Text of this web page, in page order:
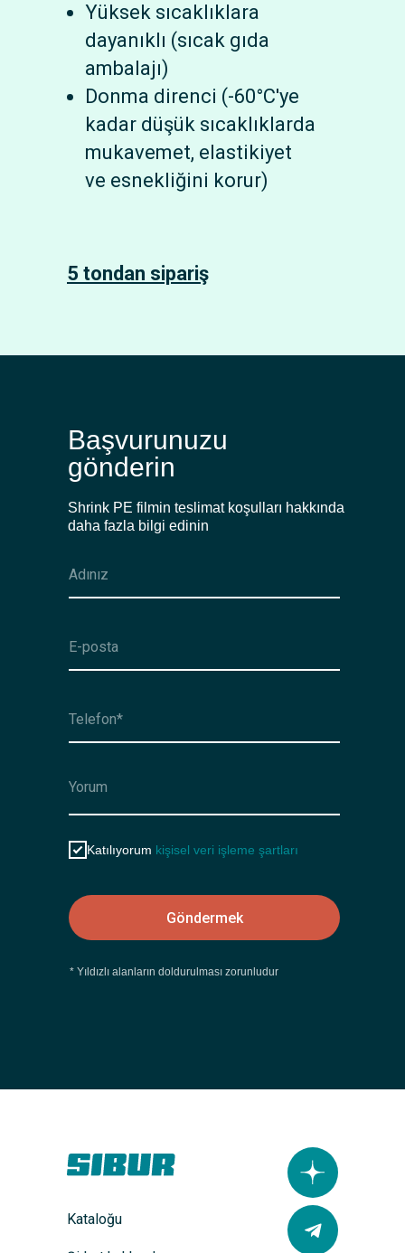
Yüksek sıcaklıklara
dayanıklı (sıcak gıda
ambalajı)
Donma direnci (-60°C'ye
kadar düşük sıcaklıklarda
mukavemet, elastikiyet
ve esnekliğini korur)
5 tondan sipariş
Shrink PE filmin teslimat koşulları hakkında
daha fazla bilgi edinin
Başvurunuzu
gönderin
* Yıldızlı alanların doldurulması zorunludur
Katılıyorum kişisel veri işleme şartları
Göndermek
Kataloğu